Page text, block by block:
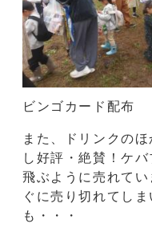
ビンゴカード配布
また、ドリンクの
し好評・絶賛！ケ
飛ぶように売れて
ぐに売り切れてし
も・・・